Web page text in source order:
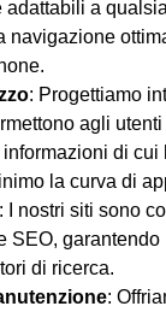
adattabili a
navigazione
: Progettiamo
agli
di cui
la curva di
: I nostri siti sono
SEO,
di ricerca.
: